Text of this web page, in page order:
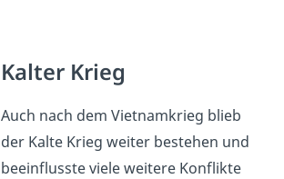
Kalter Krieg
Auch nach dem Vietnamkrieg blieb
der Kalte Krieg weiter bestehen und
beeinflusste viele weitere Konflikte